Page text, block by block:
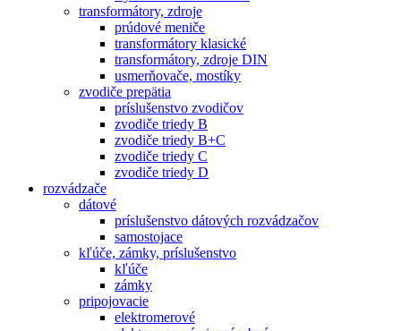
transformátory, zdroje
prúdové meniče
transformátory klasické
transformátory, zdroje DIN
usmerňovače, mostíky
zvodiče prepätia
príslušenstvo zvodičov
zvodiče triedy B
zvodiče triedy B+C
zvodiče triedy C
zvodiče triedy D
rozvádzače
dátové
príslušenstvo dátových rozvádzačov
samostojace
kľúče, zámky, príslušenstvo
kľúče
zámky
pripojovacie
elektromerové